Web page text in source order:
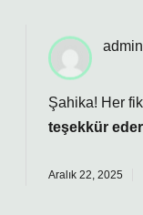
admin
Şahika! Her
teşekkür
Aralık 22, 2025